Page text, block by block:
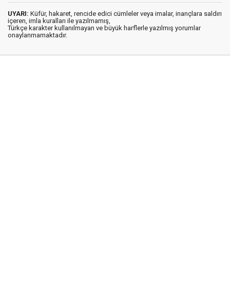
UYARI: Küfür, hakaret, rencide edici cümleler veya imalar, inançlara saldırı
içeren, imla kuralları ile yazılmamış,
Türkçe karakter kullanılmayan ve büyük harflerle yazılmış yorumlar
onaylanmamaktadır.